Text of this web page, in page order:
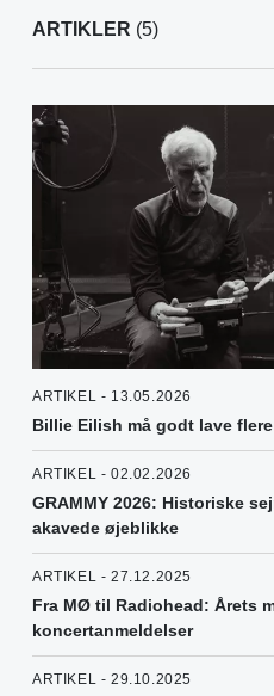
ARTIKLER (5)
ARTIKEL - 13.05.2026
Billie Eilish må godt lave
ARTIKEL - 02.02.2026
GRAMMY 2026: Historiske
akavede øjeblikke
ARTIKEL - 27.12.2025
Fra MØ til Radiohead: Årets
koncertanmeldelser
ARTIKEL - 29.10.2025